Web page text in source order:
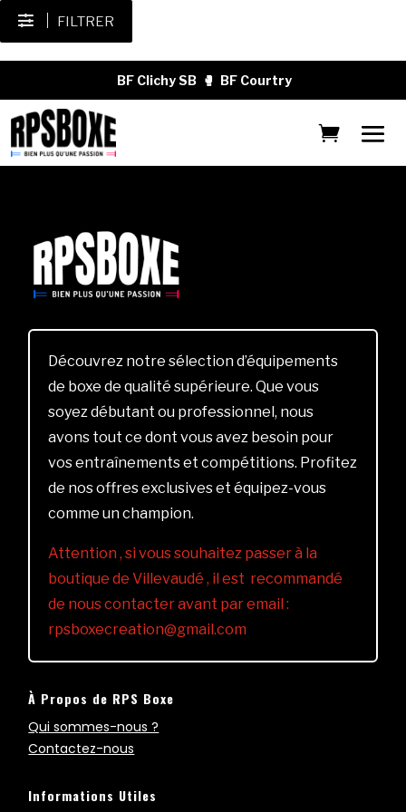
FILTRER
BF Clichy SB 🥊 BF Courtry
Découvrez notre sélection d’équipements
de boxe de qualité supérieure. Que vous
soyez débutant ou professionnel, nous
avons tout ce dont vous avez besoin pour
vos entraînements et compétitions. Profitez
de nos offres exclusives et équipez-vous
comme un champion.
Attention , si vous souhaitez passer à la
boutique de Villevaudé , il est recommandé
de nous contacter avant par email :
rpsboxecreation@gmail.com
À Propos de RPS Boxe
Qui sommes-nous ?
Contactez-nous
Informations Utiles